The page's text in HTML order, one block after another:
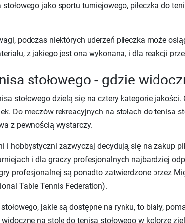
jako sportu turniejowego, piłeczka do
podczas niektórych uderzeń piłeczka może
z jakiego jest ona wykonana, i dla reakcji
stołowego - gdzie
stołowego dzielą się na cztery kategorie
Do meczów rekreacyjnych na stołach do tenisa
z pewnością wystarczy.
i hobbystyczni zazwyczaj decydują się na zakup
i dla graczy profesjonalnych najbardziej
profesjonalnej są ponadto zatwierdzone przez
Table Tennis Federation).
jakie są dostępne na rynku, to biały,
na stole do tenisa stołowego w kolorze